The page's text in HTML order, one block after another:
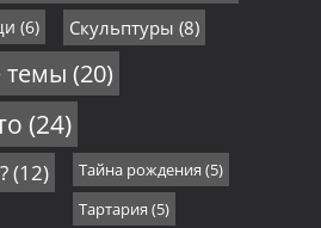
(6) Скульптуры (8)
темы (20)
(24)
(12) Тайна рождения (5)
Тартария (5)